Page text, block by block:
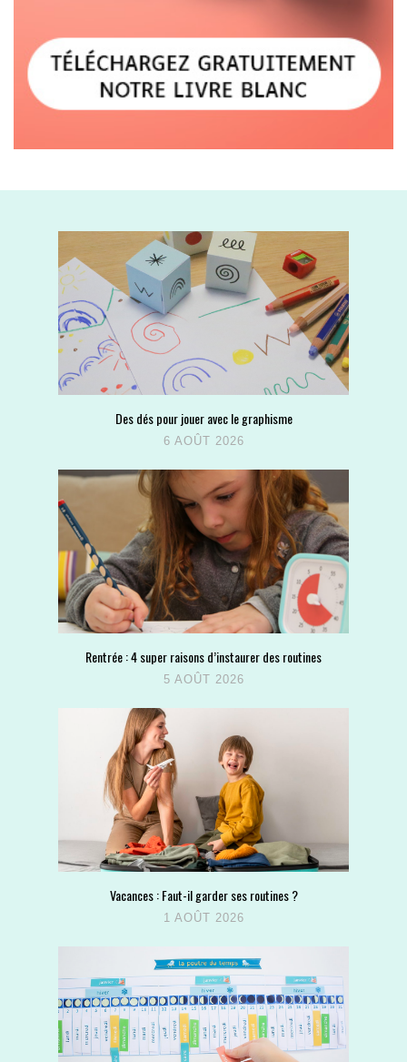
Des dés pour jouer avec le graphisme
6 AOÛT 2026
Rentrée : 4 super raisons d’instaurer des routines
5 AOÛT 2026
Vacances : Faut-il garder ses routines ?
1 AOÛT 2026